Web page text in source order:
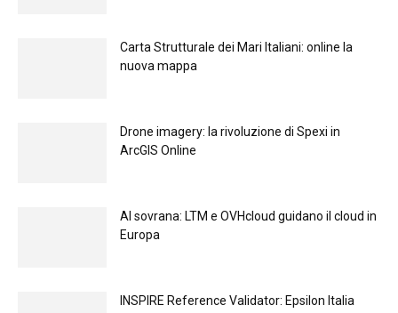
Carta Strutturale dei Mari Italiani: online la
nuova mappa
Drone imagery: la rivoluzione di Spexi in
ArcGIS Online
Al sovrana: LTM е OVHcloud guidano il cloud in
Europа
INSPIRE Reference Validator: Epsilon Italia